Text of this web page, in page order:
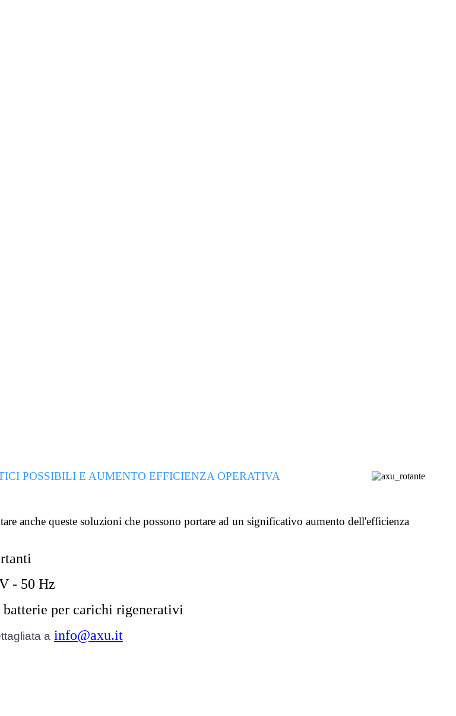
POSSIBILI E AUMENTO EFFICIENZA OPERATIVA
anche queste soluzioni che possono portare ad un significativo aumento dell'efficienza
- 50 Hz
batterie per carichi rigenerativi
a info@axu.it